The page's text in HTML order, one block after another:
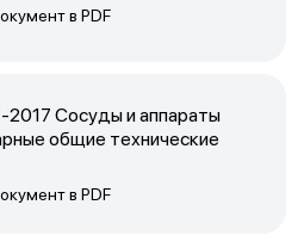
в PDF
Сосуды и аппараты
общие технические
в PDF